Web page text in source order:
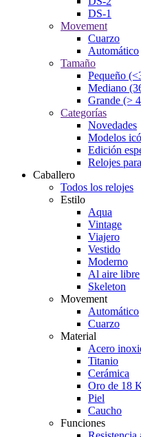
DS-1
Movement
Cuarzo
Automático
Tamaño
Pequeño
Mediano
Grande (>
Categorías
Novedades
Modelos
Edición
Relojes
Caballero
Todos los relojes
Estilo
Aqua
Vintage
Viajero
Vestido
Moderno
Al aire libre
Skeleton
Movement
Automático
Cuarzo
Material
Acero
Titanio
Cerámica
Oro de 18
Piel
Caucho
Funciones